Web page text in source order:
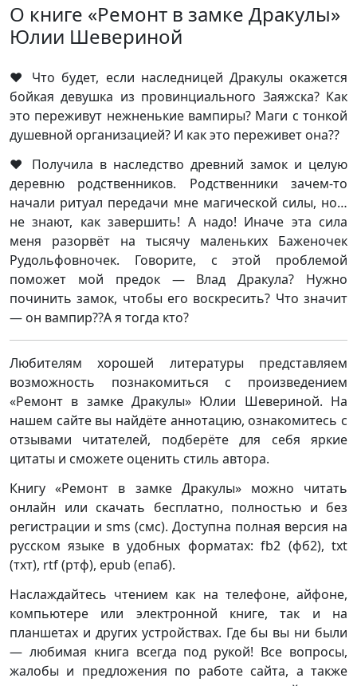
О книге «Ремонт в замке Дракулы»
Юлии Шевериной
❤️ Что будет, если наследницей Дракулы окажется
бойкая девушка из провинциального Заяжска? Как
это переживут нежненькие вампиры? Маги с тонкой
душевной организацией? И как это переживет она??
❤️ Получила в наследство древний замок и целую
деревню родственников. Родственники зачем-то
начали ритуал передачи мне магической силы, но…
не знают, как завершить! А надо! Иначе эта сила
меня разорвёт на тысячу маленьких Баженочек
Рудольфовночек. Говорите, с этой проблемой
поможет мой предок — Влад Дракула? Нужно
починить замок, чтобы его воскресить? Что значит
— он вампир??А я тогда кто?
Любителям хорошей литературы представляем
возможность познакомиться с произведением
«Ремонт в замке Дракулы» Юлии Шевериной. На
нашем сайте вы найдёте аннотацию, ознакомитесь с
отзывами читателей, подберёте для себя яркие
цитаты и сможете оценить стиль автора.
Книгу «Ремонт в замке Дракулы» можно читать
онлайн или скачать бесплатно, полностью и без
регистрации и sms (смс). Доступна полная версия на
русском языке в удобных форматах: fb2 (фб2), txt
(тхт), rtf (ртф), epub (епаб).
Наслаждайтесь чтением как на телефоне, айфоне,
компьютере или электронной книге, так и на
планшетах и других устройствах. Где бы вы ни были
— любимая книга всегда под рукой! Все вопросы,
жалобы и предложения по работе сайта, а также